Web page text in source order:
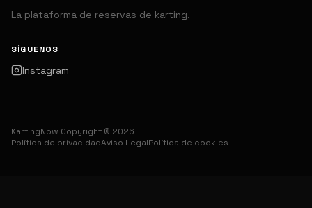
La plataforma de reservas de karting.
SÍGUENOS
Instagram
KartingNow Copyright © 2026
Política de privacidadAviso LegalPolítica de cookies